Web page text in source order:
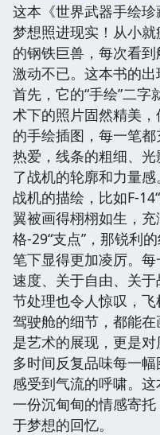
这本《世界武器手绘
梦想照进现实！从小
的钢铁巨兽，每次看
激动不已。这本书的出
首先，它的“手绘”二
术下的照片固然精美
的手绘插图，每一笔
热爱，线条的粗细、
了战机的轮廓和力量
战机的描绘，比如F-
翼被画得栩栩如生，
格-29“支点”，那锐利
笔下显得更加凌厉。
速度、关于自由、关
节处理也令人惊叹，
驾驶舱的细节，都能
是艺术的展现，更是
多时间反复品味每一
感受到气流的呼啸。
一份沉甸甸的情感寄
于梦想的回忆。